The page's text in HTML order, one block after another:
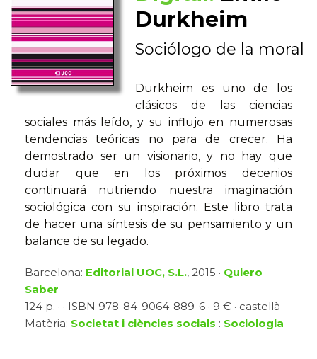
Durkheim
Sociólogo de la moral
Durkheim es uno de los
clásicos de las ciencias
sociales más leído, y su influjo en numerosas
tendencias teóricas no para de crecer. Ha
demostrado ser un visionario, y no hay que
dudar que en los próximos decenios
continuará nutriendo nuestra imaginación
sociológica con su inspiración. Este libro trata
de hacer una síntesis de su pensamiento y un
balance de su legado.
Barcelona: Editorial UOC, S.L., 2015 · Quiero
Saber
124 p. · · ISBN 978-84-9064-889-6 · 9 € · castellà
Matèria: Societat i ciències socials : Sociologia